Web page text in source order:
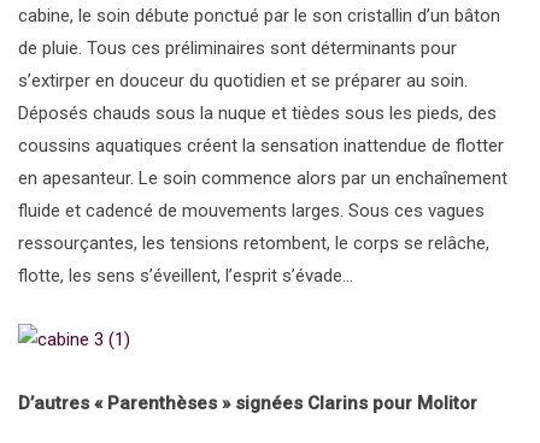
cabine, le soin débute ponctué par le son cristallin d’un bâton
de pluie. Tous ces préliminaires sont déterminants pour
s’extirper en douceur du quotidien et se préparer au soin.
Déposés chauds sous la nuque et tièdes sous les pieds, des
coussins aquatiques créent la sensation inattendue de flotter
en apesanteur. Le soin commence alors par un enchaînement
fluide et cadencé de mouvements larges. Sous ces vagues
ressourçantes, les tensions retombent, le corps se relâche,
flotte, les sens s’éveillent, l’esprit s’évade…
D’autres « Parenthèses » signées Clarins pour Molitor